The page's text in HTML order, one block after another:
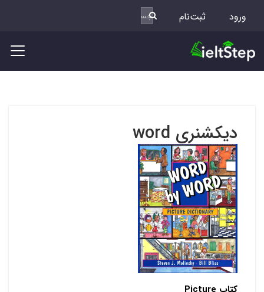
ورود ثبت‌نام
دیکشنری word